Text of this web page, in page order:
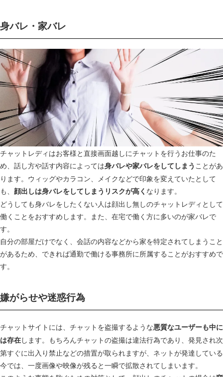
身バレ・家バレ
チャットレディはお客様と直接画面越しにチャットを行うお仕事のた
め、話し方や話す内容によっては身バレや家バレをしてしまう ことがあ
ります。ウィッグやカラコン、メイクなどで印象を変えていたとして
も、 顔出しは身バレをしてしまうリスクが高く なります。
どうしても身バレをしたくない人は顔出し無しのチャットレディとして
働くことをおすすめします。また、在宅で働く方に多いのが家バレで
す。
自分の部屋だけでなく、会話の内容などから家を特定されてしまうこと
があるため、できれば通勤で働ける事務所に所属することがおすすめで
す。
嫌がらせや迷惑行為
チャットサイトには、チャットを盗撮するような悪質なユーザーも中に
は存在します。もちろんチャットの盗撮は違法行為であり、発見され次
第すぐに出入り禁止などの措置が取られますが、ネットが発達している
今では、一度画像や映像が残ると一瞬で拡散されてしまいます。